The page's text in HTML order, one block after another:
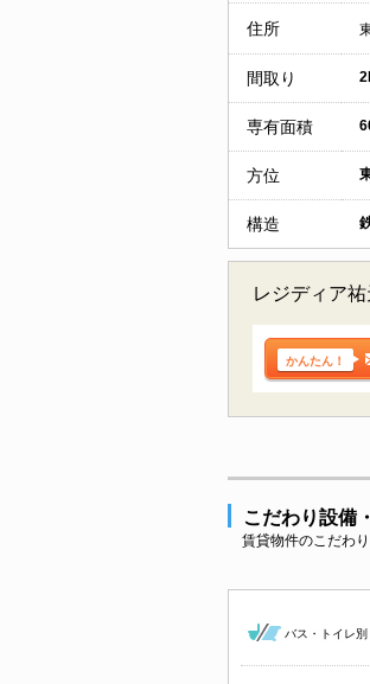
住所
間取り
専有面積
方位
構造
レジディア
かんたん！
こだわり設備
賃貸物件のこだわ
バス・トイレ別